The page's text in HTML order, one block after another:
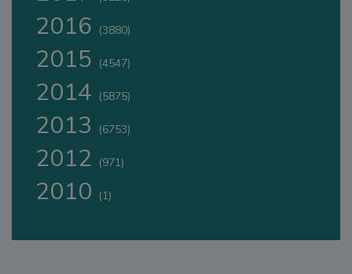
2016 (3880)
2015 (4547)
2014 (5875)
2013 (6753)
2012 (971)
2010 (1)